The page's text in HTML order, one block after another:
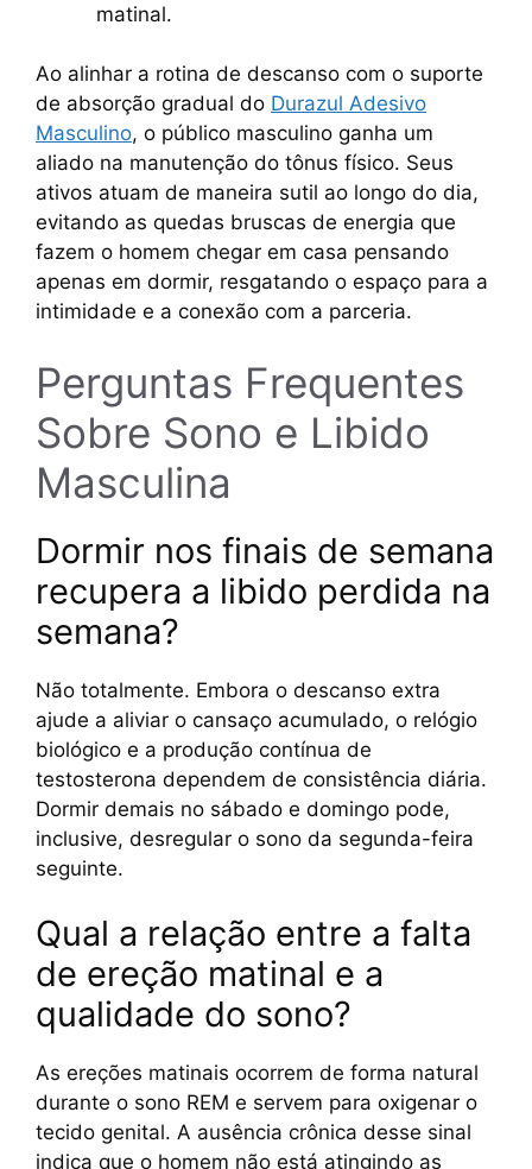
matinal.
Ao alinhar a rotina de descanso com o suporte
de absorção gradual do Durazul Adesivo
Masculino, o público masculino ganha um
aliado na manutenção do tônus físico. Seus
ativos atuam de maneira sutil ao longo do dia,
evitando as quedas bruscas de energia que
fazem o homem chegar em casa pensando
apenas em dormir, resgatando o espaço para a
intimidade e a conexão com a parceria.
Perguntas Frequentes
Sobre Sono e Libido
Masculina
Dormir nos finais de semana
recupera a libido perdida na
semana?
Não totalmente. Embora o descanso extra
ajude a aliviar o cansaço acumulado, o relógio
biológico e a produção contínua de
testosterona dependem de consistência diária.
Dormir demais no sábado e domingo pode,
inclusive, desregular o sono da segunda-feira
seguinte.
Qual a relação entre a falta
de ereção matinal e a
qualidade do sono?
As ereções matinais ocorrem de forma natural
durante o sono REM e servem para oxigenar o
tecido genital. A ausência crônica desse sinal
indica que o homem não está atingindo as